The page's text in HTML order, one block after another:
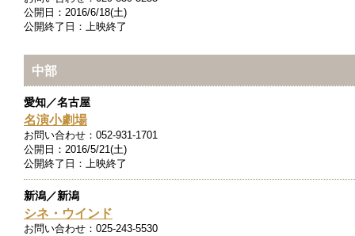
公開日： 2016/6/18(土)
公開終了日： 上映終了
中部
愛知／名古屋
名演小劇場
お問い合わせ： 052-931-1701
公開日： 2016/5/21(土)
公開終了日： 上映終了
新潟／新潟
シネ・ウインド
お問い合わせ： 025-243-5530